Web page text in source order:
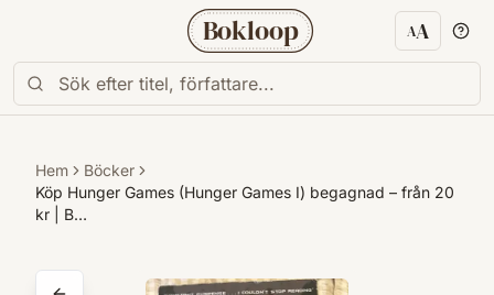
Bokloop AA
Hem
Böcker
Köp Hunger Games (Hunger Games I) begagnad – från 20
kr | B…